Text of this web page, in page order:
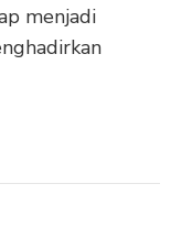
menjadi